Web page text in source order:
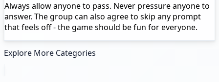
Always allow anyone to pass. Never pressure anyone to
answer. The group can also agree to skip any prompt
that feels off - the game should be fun for everyone.
Explore More Categories